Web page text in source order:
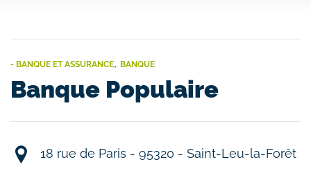
- BANQUE ET ASSURANCE, BANQUE
Banque Populaire
18 rue de Paris - 95320 - Saint-Leu-la-Forêt